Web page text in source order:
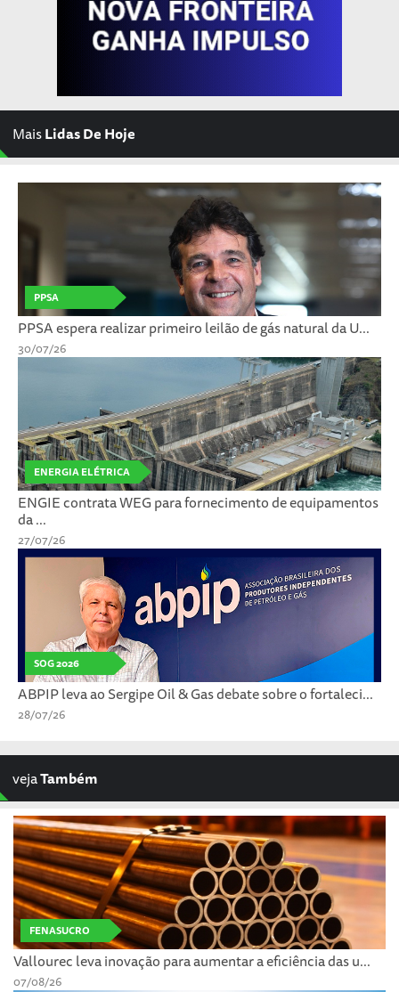
MaisLidas De Hoje
PPSA
PPSA espera realizar primeiro leilão de gás natural da U...
30/07/26
ENERGIA ELÉTRICA
ENGIE contrata WEG para fornecimento de equipamentos
da ...
27/07/26
SOG 2026
ABPIP leva ao Sergipe Oil & Gas debate sobre o fortaleci...
28/07/26
vejaTambém
FENASUCRO
Vallourec leva inovação para aumentar a eficiência das u...
07/08/26